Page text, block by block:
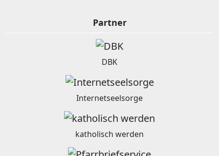
Partner
DBK
Internetseelsorge
katholisch werden